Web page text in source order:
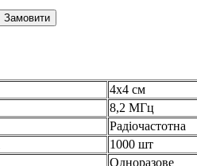
Замовити
4х4 см
8,2 МГц
Радіочастотна
1000 шт
Одноразове